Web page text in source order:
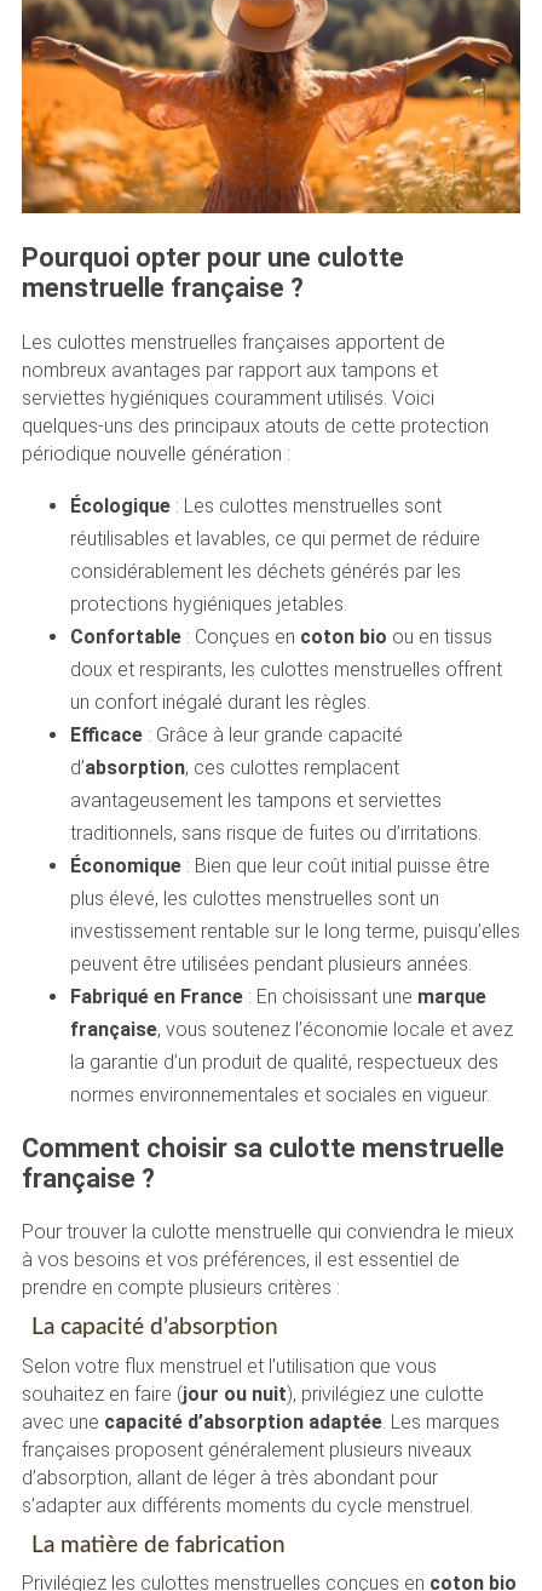
Pourquoi opter pour une culotte
menstruelle française ?
Les culottes menstruelles françaises apportent de
nombreux avantages par rapport aux tampons et
serviettes hygiéniques couramment utilisés. Voici
quelques-uns des principaux atouts de cette protection
périodique nouvelle génération :
Écologique: Les culottes menstruelles sont
réutilisables et lavables, ce qui permet de réduire
considérablement les déchets générés par les
protections hygiéniques jetables.
Confortable: Conçues en coton bio ou en tissus
doux et respirants, les culottes menstruelles offrent
un confort inégalé durant les règles.
Efficace: Grâce à leur grande capacité
d’absorption, ces culottes remplacent
avantageusement les tampons et serviettes
traditionnels, sans risque de fuites ou d’irritations.
Économique: Bien que leur coût initial puisse être
plus élevé, les culottes menstruelles sont un
investissement rentable sur le long terme, puisqu’elles
peuvent être utilisées pendant plusieurs années.
Fabriqué en France: En choisissant une marque
française, vous soutenez l’économie locale et avez
la garantie d’un produit de qualité, respectueux des
normes environnementales et sociales en vigueur.
Comment choisir sa culotte menstruelle
française ?
Pour trouver la culotte menstruelle qui conviendra le mieux
à vos besoins et vos préférences, il est essentiel de
prendre en compte plusieurs critères :
La capacité d’absorption
Selon votre flux menstruel et l’utilisation que vous
souhaitez en faire (jour ou nuit), privilégiez une culotte
avec une capacité d’absorption adaptée. Les marques
françaises proposent généralement plusieurs niveaux
d’absorption, allant de léger à très abondant pour
s’adapter aux différents moments du cycle menstruel.
La matière de fabrication
Privilégiez les culottes menstruelles conçues en coton bio